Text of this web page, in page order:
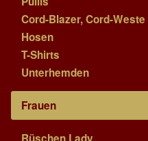
Cord-Blazer, Cord-
Hosen
T-Shirts
Unterhemden
Frauen